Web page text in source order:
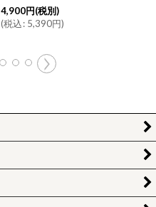
4,900円(税別)
(税込: 5,390円)